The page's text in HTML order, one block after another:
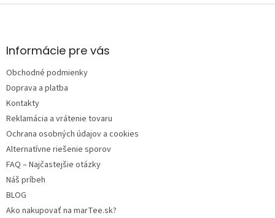
Z
ä
e
Informácie pre vás
Obchodné podmienky
Doprava a platba
Kontakty
Reklamácia a vrátenie tovaru
Ochrana osobných údajov a cookies
Alternatívne riešenie sporov
FAQ – Najčastejšie otázky
Náš príbeh
BLOG
Ako nakupovať na marTee.sk?